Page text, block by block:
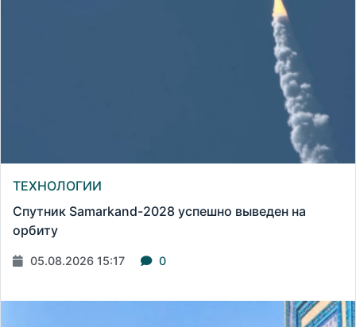
ТЕХНОЛОГИИ
Спутник Samarkand-2028 успешно выведен на
орбиту
05.08.2026 15:17 0